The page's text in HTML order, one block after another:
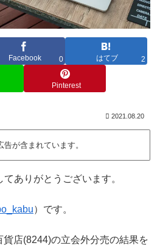
Facebook 0 はてブ 2
Pinterest
2021.08.20
告が含まれています。
ありがとうございます。
）です。
店(8244)の立会外分売の結果を